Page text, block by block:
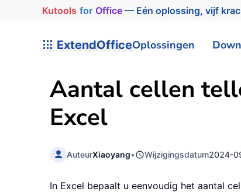
Kutools for Office— Eén oplossing, vijf
ExtendOfficeOplossingen
Aantal cellen
Excel
AuteurXiaoyang• Wijzigingsdatum2024-
In Excel bepaalt u eenvoudig het aantal